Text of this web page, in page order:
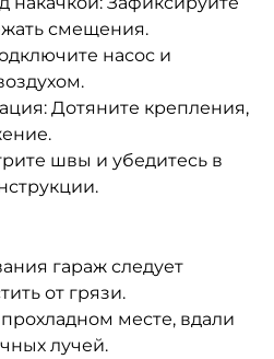
смещения.
насос и
Дотяните крепления,
швы и убедитесь в
гараж следует
от грязи.
месте, вдали
лучей.